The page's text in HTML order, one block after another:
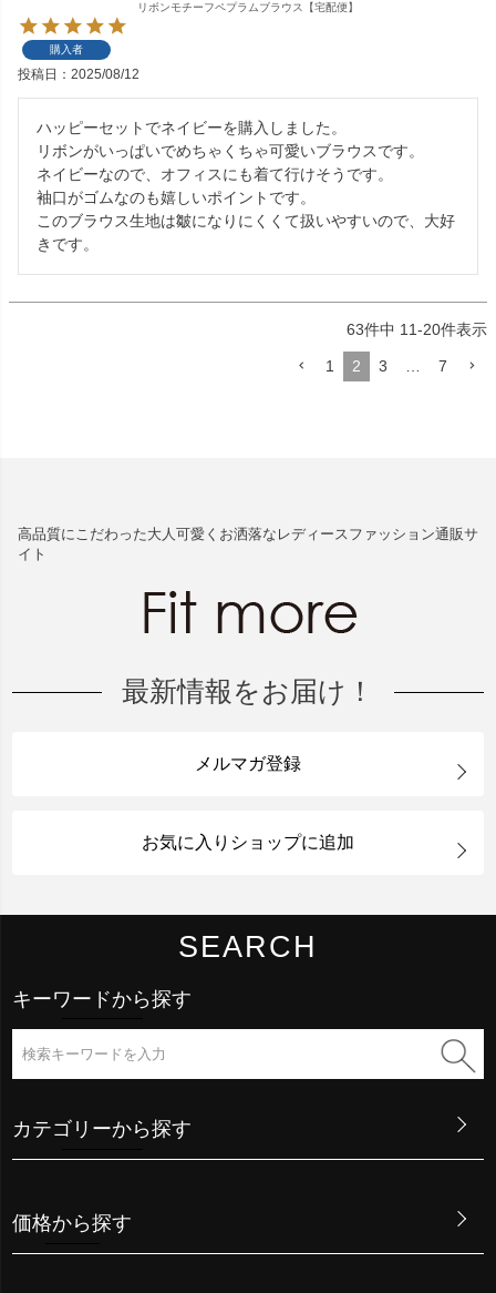
リボンモチーフペプラムブラウス【宅配便】
購入者
投稿日 2025/08/12
ハッピーセットでネイビーを購入しました。
リボンがいっぱいでめちゃくちゃ可愛いブラウスです。
ネイビーなので、オフィスにも着て行けそうです。
袖口がゴムなのも嬉しいポイントです。
このブラウス生地は皺になりにくくて扱いやすいので、大好
きです。
63件中 11-20件表示
1 2 3 7
高品質にこだわった大人可愛くお洒落なレディースファッション通販サ
イト
最新情報をお届け！
メルマガ登録
お気に入りショップに追加
SEARCH
キーワードから探す
カテゴリーから探す
価格から探す